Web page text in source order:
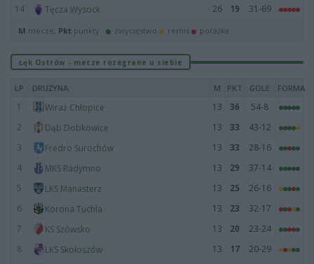
14
Tęcza Wysock 26 19 31-69
M mecze, Pkt punkty · zwycięstwo remis porażka
Łęk Ostrów - mecze rozegrane u siebie
LP DRUŻYNA M PKT GOLE FORMA
1 Wiraż Chłopice 13 36
54-8
2
Dąb Dobkowice 13 33
43-12
3
Fredro Surochów 13 33
28-16
4
MKS Radymno 13 29
37-14
5
LKS Manasterz 13 25
26-16
6
Korona Tuchla 13 23
32-17
7
KS Szówsko 13 20
23-24
8
LKS Skołoszów 13 17
20-29